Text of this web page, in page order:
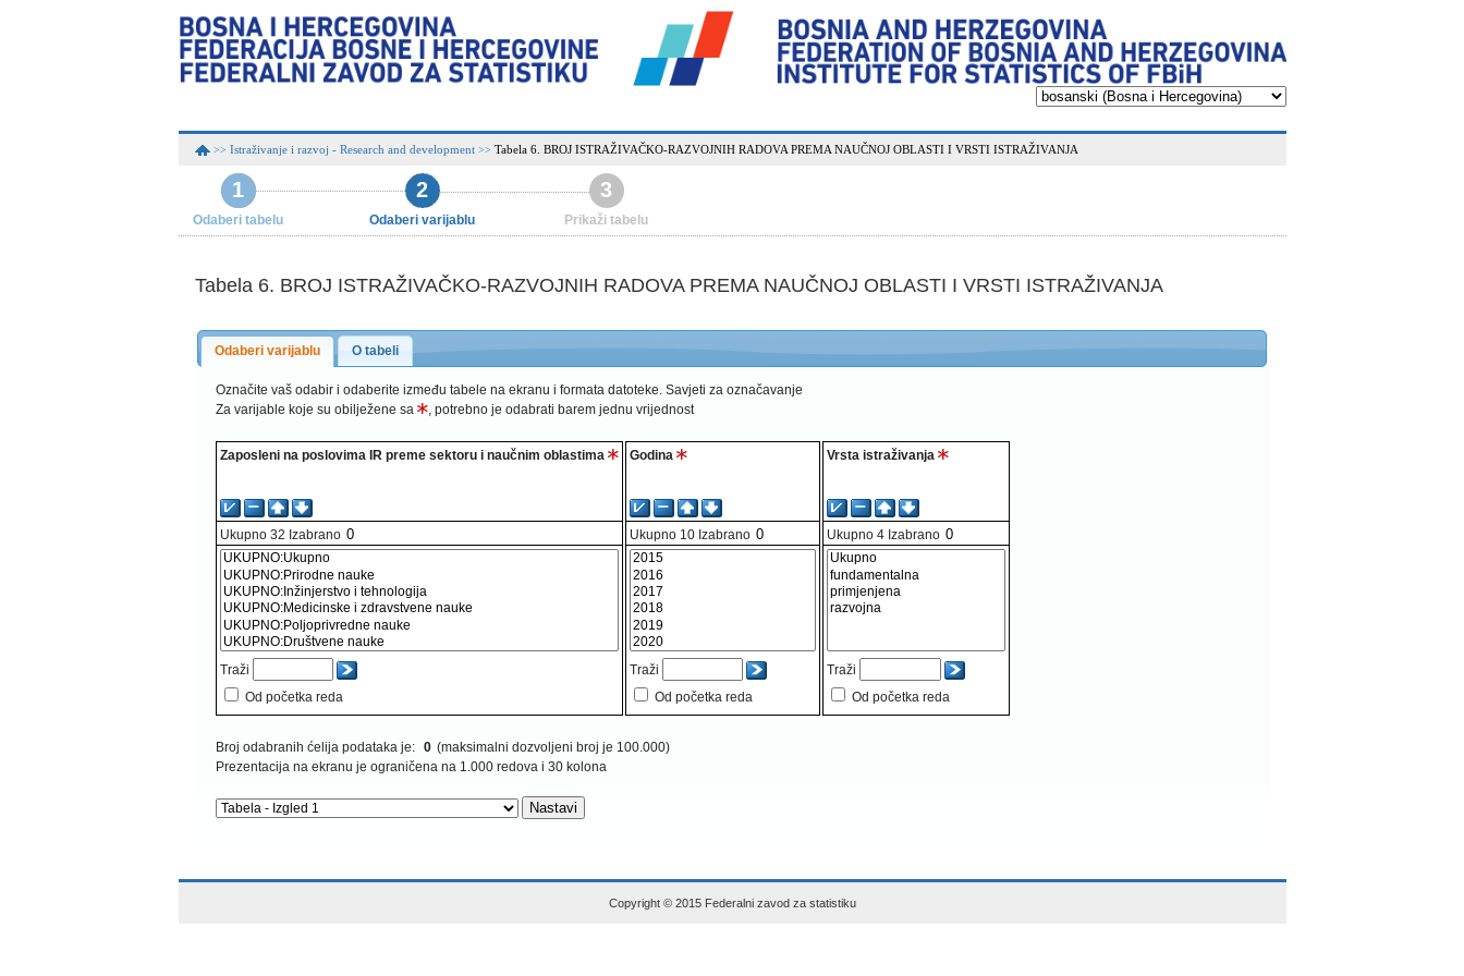
>> Istraživanje i razvoj - Research and development >> Tabela 6. BROJ ISTRAŽIVAČKO-RAZVOJNIH RADOVA PREMA NAUČNOJ OBLASTI I VRSTI ISTRAŽIVANJA
1
Odaberi tabelu
2
Odaberi varijablu
3
Prikaži tabelu
Tabela 6. BROJ ISTRAŽIVAČKO-RAZVOJNIH RADOVA PREMA NAUČNOJ OBLASTI I VRSTI ISTRAŽIVANJA
Odaberi varijablu O tabeli
Označite vaš odabir i odaberite između tabele na ekranu i formata datoteke. Savjeti za označavanje
Za varijable koje su obilježene sa
, potrebno je odabrati barem jednu vrijednost
Zaposleni na poslovima IR preme sektoru i naučnim oblastima
Ukupno 32 Izabrano
Traži
Od početka reda
Godina
Ukupno 10 Izabrano
Traži
Od početka reda
Vrsta istraživanja
Ukupno 4 Izabrano
Traži
Od početka reda
Broj odabranih ćelija podataka je: 0 (maksimalni dozvoljeni broj je 100.000)
Prezentacija na ekranu je ograničena na 1.000 redova i 30 kolona
Copyright © 2015 Federalni zavod za statistiku